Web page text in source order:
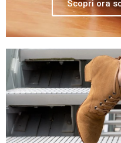
Scopri ora